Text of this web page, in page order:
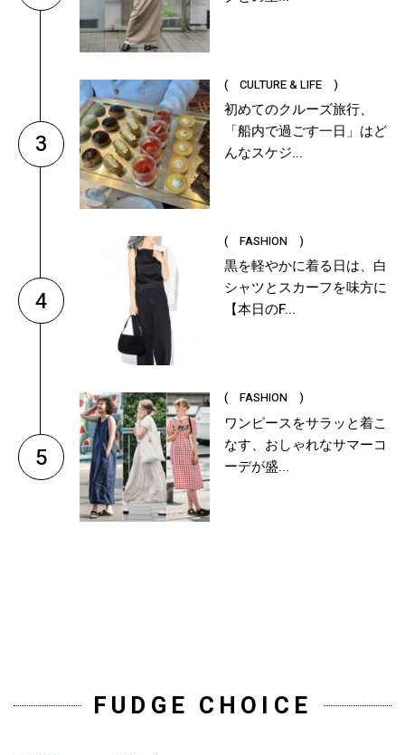
3
( CULTURE & LIFE )
初めてのクルーズ旅行、
「船内で過ごす一日」はど
んなスケジ...
4
( FASHION )
黒を軽やかに着る日は、白
シャツとスカーフを味方に
【本日のF...
5
( FASHION )
ワンピースをサラッと着こ
なす、おしゃれなサマーコ
ーデが盛...
FUDGE CHOICE